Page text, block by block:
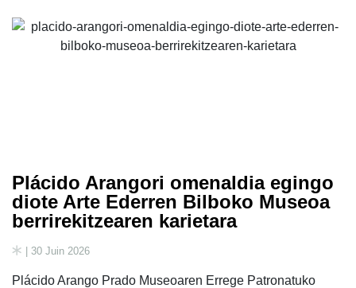
Plácido Arangori omenaldia egingo
diote Arte Ederren Bilboko Museoa
berrirekitzearen karietara
| 30 Juin 2026
Plácido Arango Prado Museoaren Errege Patronatuko